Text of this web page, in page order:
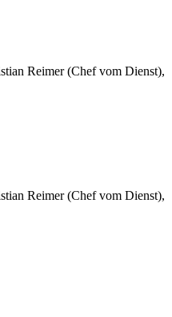
Reimer (Chef vom Dienst),
Reimer (Chef vom Dienst),